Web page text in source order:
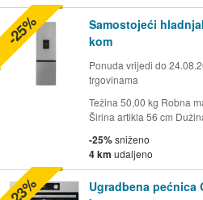
Samostojeći
kom
Ponuda vrijedi do
trgovinama
Težina 50,00 kg Robna
Širina artikla 56 cm
-25%sniženo
4 km udaljeno
-25%
Ugradbena pećnica
-23%